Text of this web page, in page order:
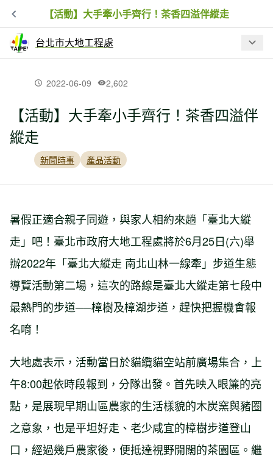
【活動】大手牽小手齊行！茶香四溢伴縱走
台北市大地工程處
最新文章
【活動】竹子湖「花田樂章」上山賞繡
【活動】有仙則名 視野極佳的小山頭~探
2022-06-09 2,602
【活動】大手牽小手齊行！茶香四溢伴
縱走
新聞時事 產品活動
暑假正適合親子同遊，與家人相約來趟「臺北大縱
走」吧！臺北市政府大地工程處將於6月25日(六)舉
辦2022年「臺北大縱走 南北山林一線牽」步道生態
導覽活動第二場，這次的路線是臺北大縱走第七段中
最熱門的步道──樟樹及樟湖步道，趕快把握機會報
名唷！
大地處表示，活動當日於貓纜貓空站前廣場集合，上
午8:00起依時段報到，分隊出發。首先映入眼簾的亮
點，是展現早期山區農家的生活樣貌的木炭窯與豬圈
之意象，也是平坦好走、老少咸宜的樟樹步道登山
口，經過幾戶農家後，便抵達視野開闊的茶園區。繼